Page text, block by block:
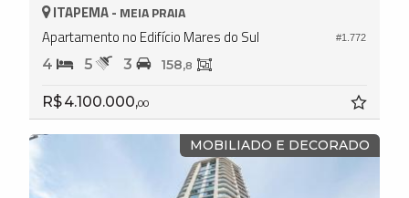
#1.772
ITAPEMA - MEIA PRAIA
Apartamento no Edifício Mares do Sul
4 5 3 158,8
R$ 4.100.000,00
MOBILIADO E DECORADO